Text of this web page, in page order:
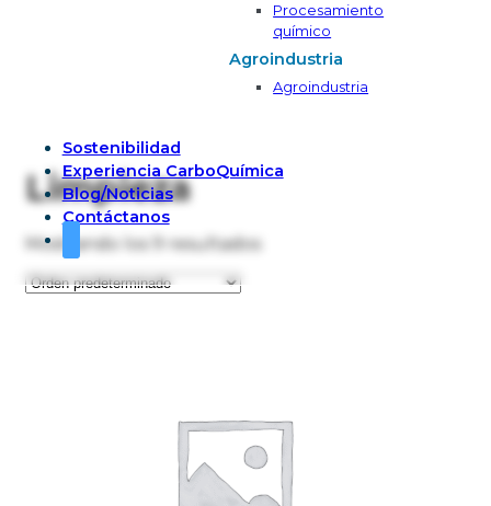
Procesamiento
químico
Agroindustria
Agroindustria
Sostenibilidad
Experiencia CarboQuímica
Blog/Noticias
Contáctanos
Limpieza
Mostrando los 9 resultados